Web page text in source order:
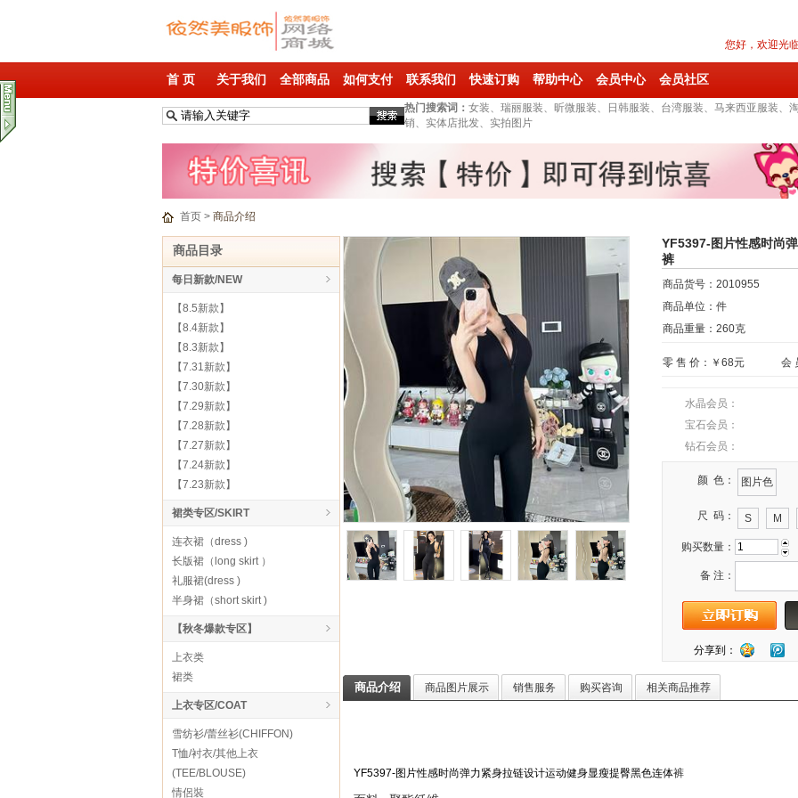
您好，欢迎
首 页 关于我们 全部商品 如何支付 联系我们 快速订购 帮助中心 会员中心 会员社区
热门搜索词： 女装、瑞丽服装、昕微服装、日韩服装、台湾服装、马来西亚服装、
销、实体店批发、实拍图片
首页 > 商品介绍
商品目录
每日新款/NEW
【8.5新款】
【8.4新款】
【8.3新款】
【7.31新款】
【7.30新款】
【7.29新款】
【7.28新款】
【7.27新款】
【7.24新款】
【7.23新款】
裙类专区/SKIRT
连衣裙（dress )
长版裙（long skirt ）
礼服裙(dress )
半身裙（short skirt )
【秋冬爆款专区】
上衣类
裙类
上衣专区/COAT
雪纺衫/蕾丝衫(CHIFFON)
T恤/衬衣/其他上衣
(TEE/BLOUSE)
情侶裝
YF5397-图片性感时尚
裤
商品货号： 2010955
商品单位： 件
商品重量： 260克
零 售 价：￥ 68元 会
水晶会员：
宝石会员：
钻石会员：
颜 色： 图片色
尺 码： S M
购买数量：
备 注：
分享到：
商品介绍 商品图片展示 销售服务 购买咨询 相关商品推荐
YF5397-图片性感时尚弹力紧身拉链设计运动健身显瘦提臀黑色连体裤